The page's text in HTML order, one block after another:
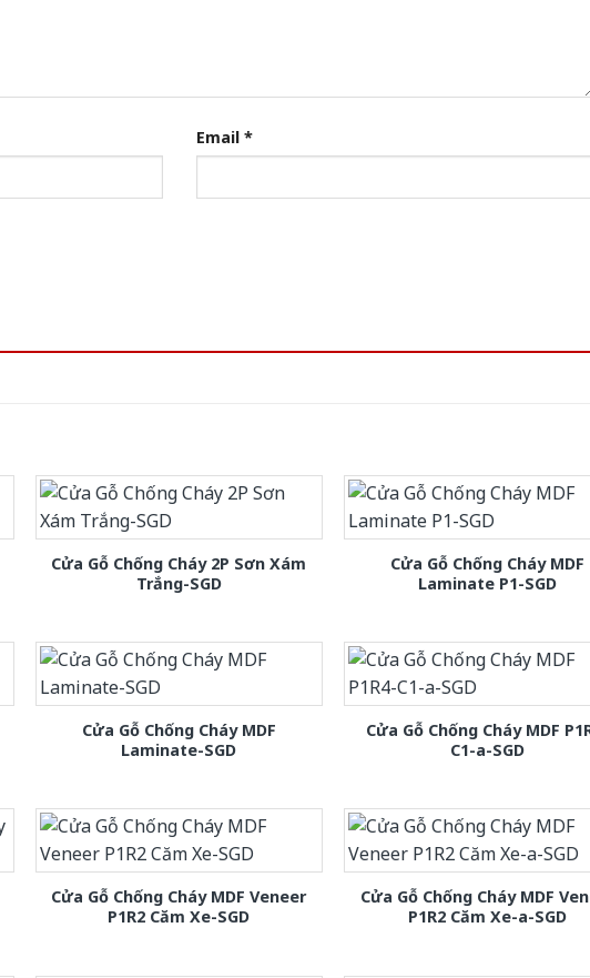
Email *
Cửa Gỗ Chống Cháy 2P Sơn Xám
Trắng-SGD
Cửa Gỗ Chống Cháy MDF
Laminate P1-SGD
Cửa Gỗ Chống Cháy MDF
Laminate-SGD
Cửa Gỗ Chống Cháy MDF
C1-a-SGD
Cửa Gỗ Chống Cháy MDF Veneer
P1R2 Căm Xe-SGD
Cửa Gỗ Chống Cháy MDF
P1R2 Căm Xe-a-SGD